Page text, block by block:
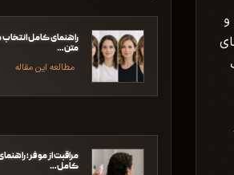
راهنمای کامل
متن…
مطالعه این مقاله
مراقبت از مو فر؛
کامل…